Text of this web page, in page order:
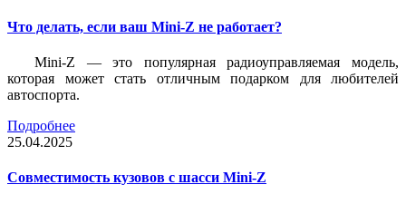
Что делать, если ваш Mini-Z не работает?
Mini-Z — это популярная радиоуправляемая модель,
которая может стать отличным подарком для любителей
автоспорта.
Подробнее
25.04.2025
Совместимость кузовов с шасси Mini-Z